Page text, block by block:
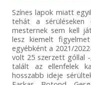
Színes lapok miatt
tehát a sérüléseken
mesternek sem kell
lesz kiemelt
egyébként a 2021/
volt 25 szerzett góllal
talált az ellenfelek
hosszabb ideje